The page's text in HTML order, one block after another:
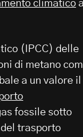
climatico
(IPCC) delle
di metano
a un valore il
fossile sotto
trasporto